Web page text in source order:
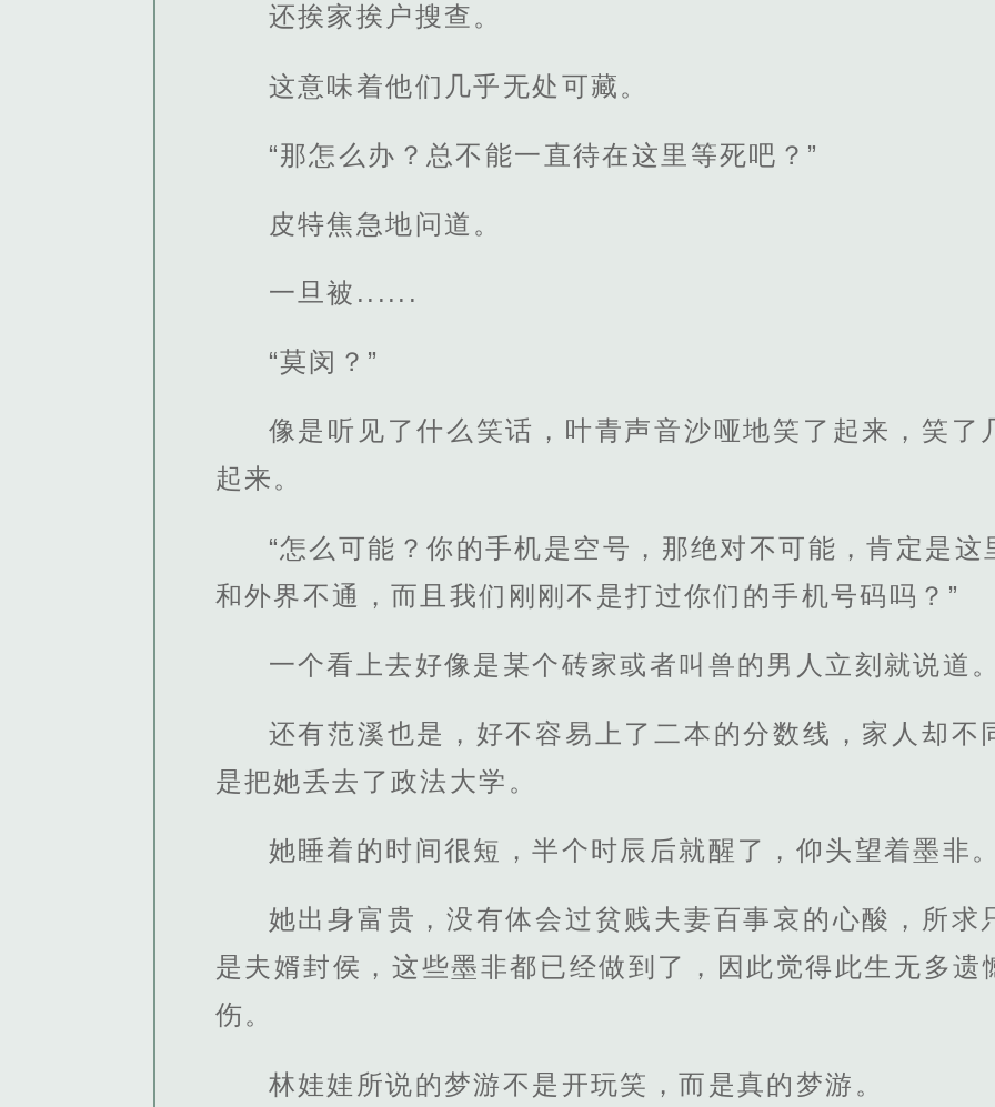
还挨家挨户搜查。
这意味着他们几乎无处可藏。
“那怎么办？总不能一直待在这里等死吧？”
皮特焦急地问道。
一旦被......
“莫闵？”
像是听见了什么笑话，叶青声音沙哑地笑了起来，笑了
起来。
“怎么可能？你的手机是空号，那绝对不可能，肯定是
和外界不通，而且我们刚刚不是打过你们的手机号码吗？”
一个看上去好像是某个砖家或者叫兽的男人立刻就说道
还有范溪也是，好不容易上了二本的分数线，家人却不
是把她丢去了政法大学。
她睡着的时间很短，半个时辰后就醒了，仰头望着墨非
她出身富贵，没有体会过贫贱夫妻百事哀的心酸，所求
是夫婿封侯，这些墨非都已经做到了，因此觉得此生无多
伤。
林娃娃所说的梦游不是开玩笑，而是真的梦游。